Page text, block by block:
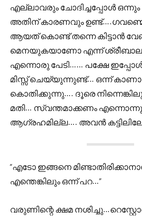
എല്ലാവരും ചോദിച്ചപ്പോൾ ഒന്നും
അതിന് കാരണവും
ആയത് കൊണ്ട് തന്നെ കിട്ടാൻ
മെനയുകയാണോ എന്ന് ശ്രീബാല
എന്നൊരു പേടി…… പക്ഷേ
മിസ്സ്‌ ചെയ്യുന്നുണ്ട്… ഒന്ന്
കൊതിക്കുന്നു…. ദൂരെ
മതി… സ്വന്തമാക്കണം
ആഗ്രഹമില്ല…. അവൻ
“എടോ ഇങ്ങനെ
എന്തെങ്കിലും ഒന്ന് പറ…”
വരുണിന്റെ ക്ഷമ